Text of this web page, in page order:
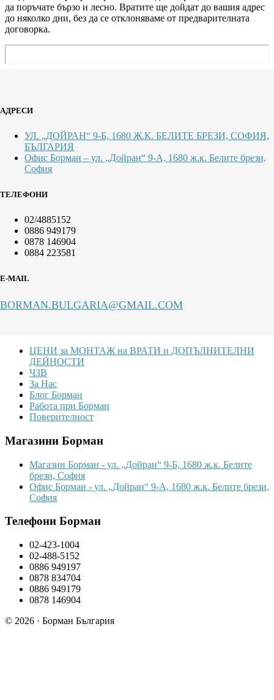
да поръчате бързо и лесно. Вратите ще дойдат до вашия адрес
до няколко дни, без да се отклоняваме от предварителната
договорка.
АДРЕСИ
УЛ. „ДОЙРАН“ 9-Б, 1680 Ж.К. БЕЛИТЕ БРЕЗИ, СОФИЯ,
БЪЛГАРИЯ
Офис Борман – ул. „Дойран“ 9-А, 1680 ж.к. Белите брези,
София
ТЕЛЕФОНИ
02/4885152
0886 949179
0878 146904
0884 223581
E-MAIL
BORMAN.BULGARIA@GMAIL.COM
FooterЦЕНИ за МОНТАЖ на ВРАТИ и ДОПЪЛНИТЕЛНИ
ДЕЙНОСТИ
ЧЗВ
За Нас
Блог Борман
Работа при Борман
Поверителност
Магазини Борман
Магазин Борман - ул. „Дойран“ 9-Б, 1680 ж.к. Белите
брези, София
Офис Борман - ул. „Дойран“ 9-А, 1680 ж.к. Белите брези,
София
Телефони Борман
02-423-1004
02-488-5152
0886 949197
0878 834704
0886 949179
0878 146904
© 2026 · Борман България